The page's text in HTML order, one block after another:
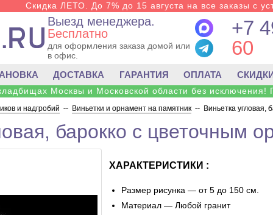
Скидка ЛЕТО. До 7% до 15 августа на все заказы с
Выезд менеджера.
Бесплатно
для оформления заказа домой или
в офис.
+7
60
ДОСТАВКА ГАРАНТИЯ ОПЛАТА
Москвы и Московской области без исключения!
и надгробий -- Виньетки и орнамент на памятник -- Виньетка угловая,
барокко с цветочным
ХАРАКТЕРИСТИКИ :
Размер рисунка — от 5 до 150 см.
Материал — Любой гранит